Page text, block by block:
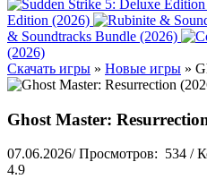
Edition (2026)
& Soundtracks Bundle (2026)
(2026)
Скачать игры » Новые игры »
Ghost Master:
07.06.2026/ Просмотров: 534 /
4.9